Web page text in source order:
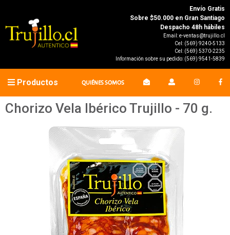
Envío Gratis
Sobre $50.000 en Gran Santiago
Despacho 48h hábiles
Email:e-ventas@trujillo.cl
Cel: (569) 9240-5133
Cel: (569) 5370-2235
Información sobre su pedido: (569) 9541-5839
Productos QUIÉNES SOMOS
Chorizo Vela Ibérico Trujillo - 70 g.